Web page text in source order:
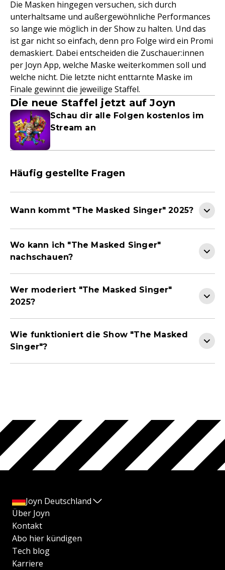
Die Masken hingegen versuchen, sich durch
unterhaltsame und außergewöhnliche Performances
so lange wie möglich in der Show zu halten. Und das
ist gar nicht so einfach, denn pro Folge wird ein Promi
demaskiert. Dabei entscheiden die Zuschauer:innen
per Joyn App, welche Maske weiterkommen soll und
welche nicht. Die letzte nicht enttarnte Maske im
Finale gewinnt die jeweilige Staffel.
Die neue Staffel jetzt auf Joyn
Schau dir alle Folgen kostenlos im
Stream an
Häufig gestellte Fragen
Wann kommt "The Masked Singer" 2025?
Wo kann ich "The Masked Singer"
nachschauen?
Wer moderiert "The Masked Singer"
2025?
Wie funktioniert die Show "The Masked
Singer"?
Joyn Deutschland
Über Joyn
Kontakt
Abo hier kündigen
Tech blog
Karriere